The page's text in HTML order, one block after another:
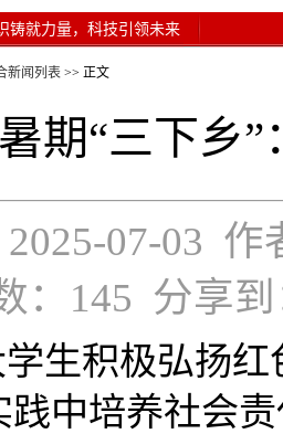
铸就力量，科技引领未来
新闻列表 >> 正文
期“三下乡
07-03
： 145 分享
生积极弘扬
践中培养社会